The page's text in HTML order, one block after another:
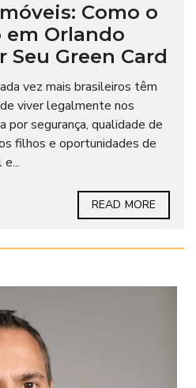
Como o
Orlando
Seu Green Card
vez mais brasileiros têm
viver legalmente nos
por segurança, qualidade de
filhos e oportunidades de
READ MORE